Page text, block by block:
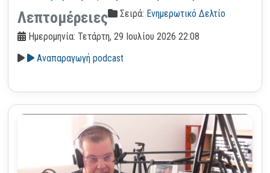
Λεπτομέρειες Σειρά: Ενημερωτικό Δελτίο
Ημερομηνία: Τετάρτη, 29 Ιουλίου 2026 22:08
Αναπαραγωγή podcast